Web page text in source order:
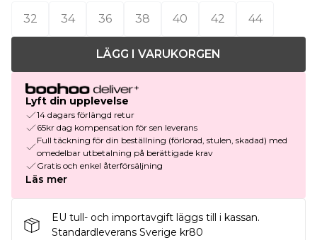
32
34 36 38 40 42 44
LÄGG I VARUKORGEN
Lyft din upplevelse
14 dagars förlängd retur
65kr dag kompensation för sen leverans
Full täckning för din beställning (förlorad, stulen, skadad) med
omedelbar utbetalning på berättigade krav
Gratis och enkel återförsäljning
Läs mer
EU tull- och importavgift läggs till i kassan.
Standardleverans Sverige kr80